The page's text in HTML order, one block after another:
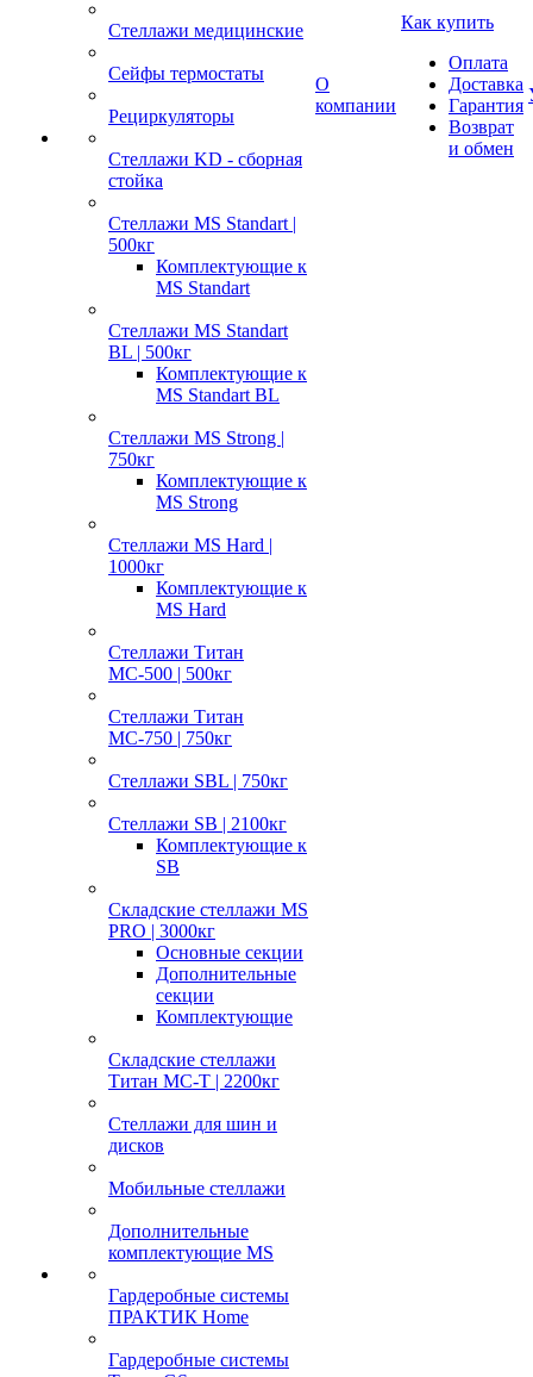
Стеллажи медицинские
Сейфы термостаты
Рециркуляторы
Стеллажи KD - сборная
стойка
Стеллажи MS Standart |
500кг
Комплектующие к
MS Standart
Стеллажи MS Standart
BL | 500кг
Комплектующие к
MS Standart BL
Стеллажи MS Strong |
750кг
Комплектующие к
MS Strong
Стеллажи MS Hard |
1000кг
Комплектующие к
MS Hard
Стеллажи Титан
МС-500 | 500кг
Стеллажи Титан
МС-750 | 750кг
Стеллажи SBL | 750кг
Стеллажи SB | 2100кг
Комплектующие к
SB
Складские стеллажи MS
PRO | 3000кг
Основные секции
Дополнительные
секции
Комплектующие
Складские стеллажи
Титан МС-Т | 2200кг
Стеллажи для шин и
дисков
Мобильные стеллажи
Дополнительные
комплектующие MS
Гардеробные системы
ПРАКТИК Home
Гардеробные системы
О
компании
Как купить
Оплата
Доставка
Гарантия
Возврат
и обмен